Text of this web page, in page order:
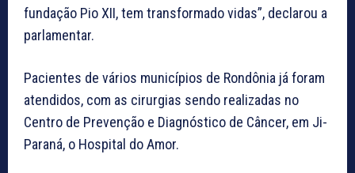
fundação Pio XII, tem transformado vidas”, declarou a
parlamentar.
Pacientes de vários municípios de Rondônia já foram
atendidos, com as cirurgias sendo realizadas no
Centro de Prevenção e Diagnóstico de Câncer, em Ji-
Paraná, o Hospital do Amor.